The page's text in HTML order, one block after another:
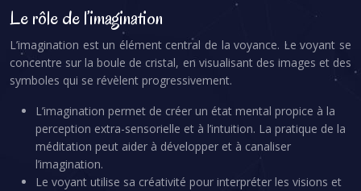
Le rôle de l’imagination
L’imagination est un élément central de la voyance. Le voyant se
concentre sur la boule de cristal, en visualisant des images et des
symboles qui se révèlent progressivement.
L’imagination permet de créer un état mental propice à la
perception extra-sensorielle et à l’intuition. La pratique de la
méditation peut aider à développer et à canaliser
l’imagination.
Le voyant utilise sa créativité pour interpréter les visions et